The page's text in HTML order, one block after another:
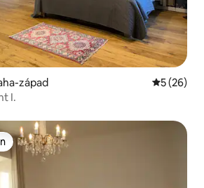
západ
5 (26)
I.